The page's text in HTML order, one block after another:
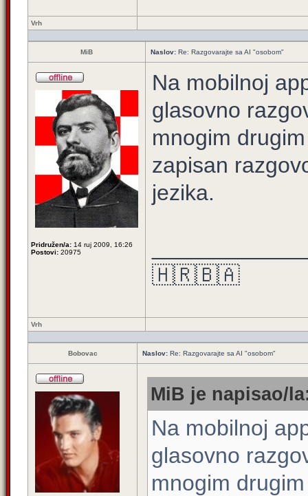
Vrh
MiB Naslov: Re: Razgovarajte sa AI "osobom"
Pridružen/a: 14 ruj 2009, 16:26
Postovi: 20975
Na mobilnoj
glasovno
mnogim
zapisan
jezika.
🇭🇷🇧🇦
Vrh
Bobovac Naslov: Re: Razgovarajte sa AI "osobom"
MiB je napisao/
Na mobilnoj
glasovno
mnogim